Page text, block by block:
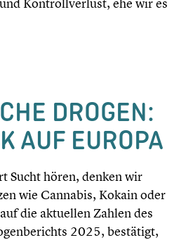
DROGEN:
AUF EUROPA
Sucht hören, denken wir
wie Cannabis, Kokain oder
die aktuellen Zahlen des
2025, bestätigt,